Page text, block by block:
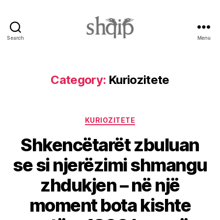
Search Menu
Category: Kuriozitete
Categories
KURIOZITETE
Shkencëtarët zbuluan
se si njerëzimi shmangu
zhdukjen – në një
moment bota kishte